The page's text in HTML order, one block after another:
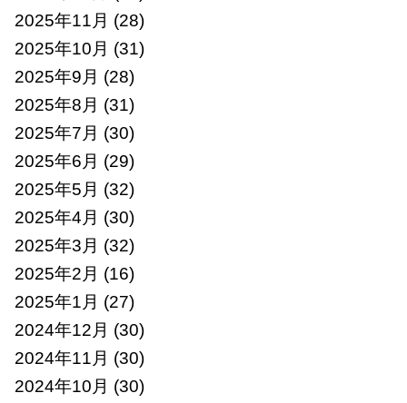
2025年11月 (28)
2025年10月 (31)
2025年9月 (28)
2025年8月 (31)
2025年7月 (30)
2025年6月 (29)
2025年5月 (32)
2025年4月 (30)
2025年3月 (32)
2025年2月 (16)
2025年1月 (27)
2024年12月 (30)
2024年11月 (30)
2024年10月 (30)